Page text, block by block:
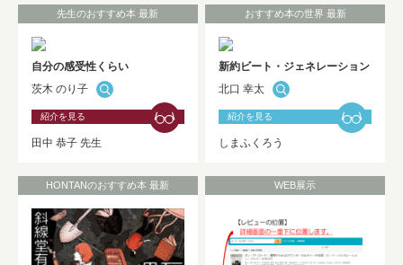
（No.325★2026 Summer）
NEW!
2026年7月1日
HONTAN黒板展示が更新されました！！
NEW!
Westlaw Japan 判例・法令関係データベ
ーストライアルのお知らせ（9/30まで）
NEW!
先生のおすすめ本 最新
自分の感受性くらい
茨木 のり子
紹介を見る
田中 恭子 先生
おすすめ本の世界 最新
新約ビート・ジェネレーション
北口 幸太
紹介を見る
しまふくろう
HONTANのおすすめ本 最新 WEB展示